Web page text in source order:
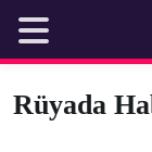
content
Rüyada